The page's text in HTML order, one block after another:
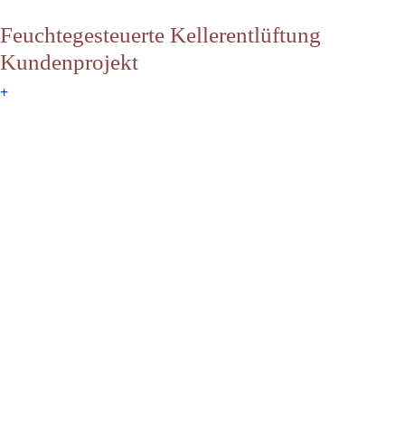
Feuchtegesteuerte Kellerentlüftung
Kundenprojekt
+